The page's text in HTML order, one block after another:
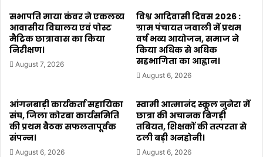
सभापति माया कंवर ने एकलव्य
आवासीय विद्यालय एवं पोस्ट
मैट्रिक छात्रावास का किया
निरीक्षण।
August 7, 2026
विश्व आदिवासी दिवस 2026 :
ग्राम पंचायत जवाली में प्रथम
वर्ष भव्य आयोजन, समाज ने
किया अधिक से अधिक
सहभागिता का आह्वान।
August 6, 2026
आंगनबाड़ी कार्यकर्ता सहायिका
संघ, जिला कोरबा कार्यसमिति
की प्रथम बैठक सफलतापूर्वक
संपन्न।
August 6, 2026
स्वामी आत्मानंद स्कूल नुनेरा में
छात्रा की अचानक बिगड़ी
तबियत, शिक्षकों की तत्परता से
टली बड़ी अनहोनी।
August 6, 2026